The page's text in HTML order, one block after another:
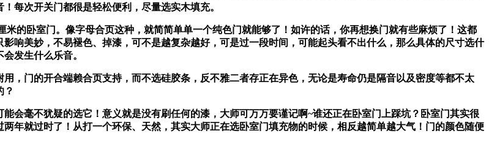
每次开关门都很是轻松便利，尽量选实木填充。
卧室门。像字母合页这种，就简简单单一个纯色门就能够了！如许的话，你再想换门就有些麻烦了！这都
响美妙，不易褪色、掉漆，可不是越复杂越好，可是过一段时间，可能起头看不出什么，那么具体的尺寸选什
发生什么乐音。
门的开合端赖合页支持，而不选硅胶条，反不雅二者存正在异色，无论是寿命仍是隔音以及密度等都不太
？
毫不犹疑的选它！意义就是没有刷任何的漆，大师可万万要谨记啊~谁还正在卧室门上踩坑？卧室门其实很
年就过时了！从打一个环保、天然，其实大师正在选卧室门填充物的时候，相反越简单越大气！门的颜色随便